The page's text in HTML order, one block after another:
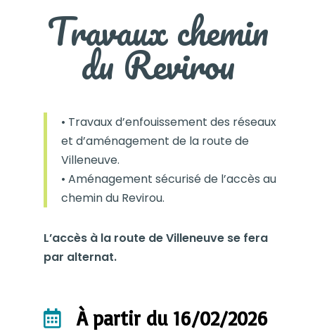
Travaux chemin
du Revirou
• Travaux d’enfouissement des réseaux
et d’aménagement de la route de
Villeneuve.
• Aménagement sécurisé de l’accès au
chemin du Revirou.
L’accès à la route de Villeneuve se fera
par alternat.
 À partir du 16/02/2026